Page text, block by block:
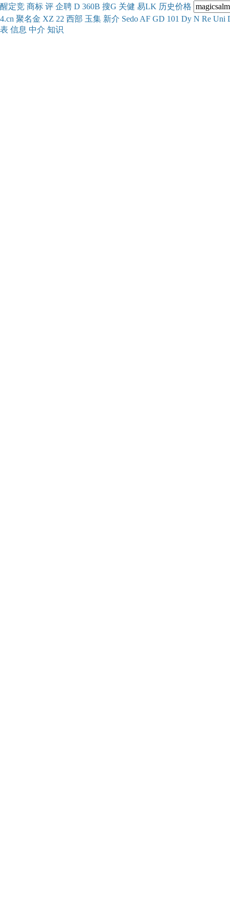
醒定竞 商标 评 企聘 D 360B 搜G 关健 易LK 历史价格
4.cn 聚名金 XZ 22 西部 玉集 新介 Sedo AF GD 101 Dy N Re Uni
表 信息 中介 知识